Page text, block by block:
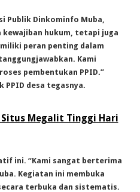
Publik Dinkominfo Muba,
kewajiban hukum, tetapi juga
peran penting dalam
Kami
pembentukan PPID.”
PPID desa tegasnya.
Megalit Tinggi Hari
ini. “Kami sangat berterima
Kegiatan ini membuka
terbuka dan sistematis.